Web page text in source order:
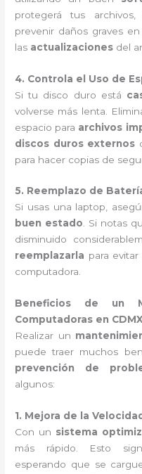
protegerá tus
prevenir daños graves
las actualizaciones del
4. Controla el Uso de
Si tu disco duro está
volverse más lenta.
espacio para archivos
discos duros externos
para hacer copias de
5. Reemplazo de
Si usas una laptop,
buen estado. Si notas
disminuido
reemplazarla para
computadora.
Beneficios de un
Computadoras en
Realizar un
puede traer muchos
prevención de
algunos:
1. Mejora de la
Con un sistema
más rápido. Esto
esperando que se